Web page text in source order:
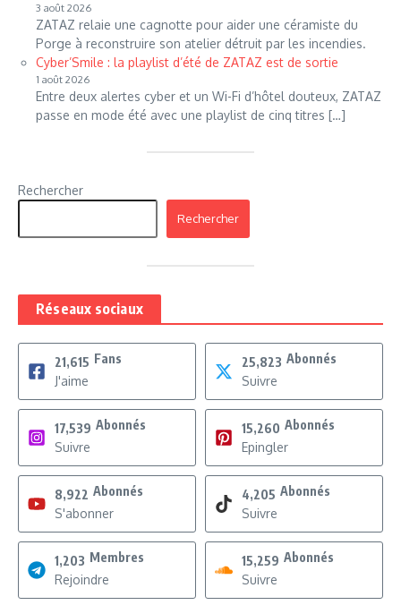
3 août 2026
ZATAZ relaie une cagnotte pour aider une céramiste du
Porge à reconstruire son atelier détruit par les incendies.
Cyber’Smile : la playlist d’été de ZATAZ est de sortie
1 août 2026
Entre deux alertes cyber et un Wi-Fi d’hôtel douteux, ZATAZ
passe en mode été avec une playlist de cinq titres […]
Rechercher
Rechercher
Réseaux sociaux
21,615 Fans
J'aime
25,823 Abonnés
Suivre
17,539 Abonnés
Suivre
15,260 Abonnés
Epingler
8,922 Abonnés
S'abonner
4,205 Abonnés
Suivre
1,203 Membres
Rejoindre
15,259 Abonnés
Suivre